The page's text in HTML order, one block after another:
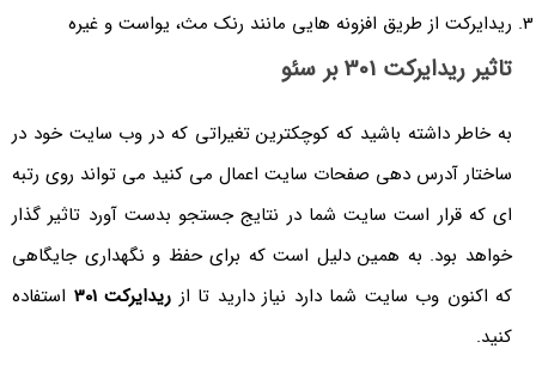
ریدایرکت از طریق افزونه هایی مانند رنک مث، یواست و غیره
تاثیر ریدایرکت 301 بر سئو
به خاطر داشته باشید که کوچکترین تغیراتی که در وب سایت خود در
ساختار آدرس دهی صفحات سایت اعمال می کنید می تواند روی رتبه
ای که قرار است سایت شما در نتایج جستجو بدست آورد تاثیر گذار
خواهد بود. به همین دلیل است که برای حفظ و نگهداری جایگاهی
که اکنون وب سایت شما دارد نیاز دارید تا از ریدایرکت 301
استفاده
کنید.